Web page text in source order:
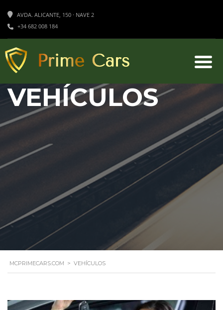
AVDA. ALICANTE, 150 · NAVE 2
+34 682 008 184
VEHÍCULOS
MCPRIMECARS.COM > VEHÍCULOS